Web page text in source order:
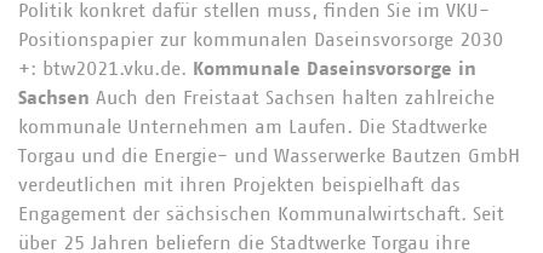
Politik konkret dafür stellen muss, finden Sie im VKU-
Positionspapier zur kommunalen Daseinsvorsorge 2030
+: btw2021.vku.de.
Kommunale Daseinsvorsorge in
Sachsen Auch den Freistaat Sachsen halten zahlreiche
kommunale Unternehmen am Laufen. Die Stadtwerke
Torgau und die Energie- und Wasserwerke Bautzen GmbH
verdeutlichen mit ihren Projekten beispielhaft das
Engagement der sächsischen Kommunalwirtschaft. Seit
über 25 Jahren beliefern die Stadtwerke Torgau ihre